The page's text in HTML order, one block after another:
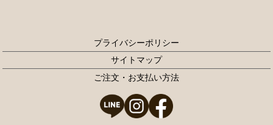
プライバシーポリシー
サイトマップ
ご注文・お支払い方法